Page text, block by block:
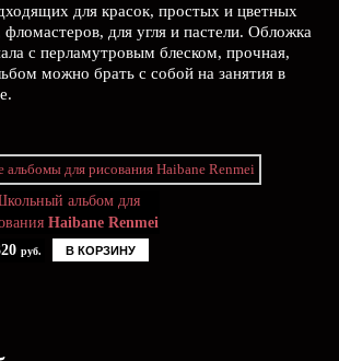
для красок, простых и цветных
для угля и пастели. Обложка
с перламутровым блеском, прочная,
можно брать с собой на занятия в
альбом для
Haibane Renmei
руб. В КОРЗИНУ